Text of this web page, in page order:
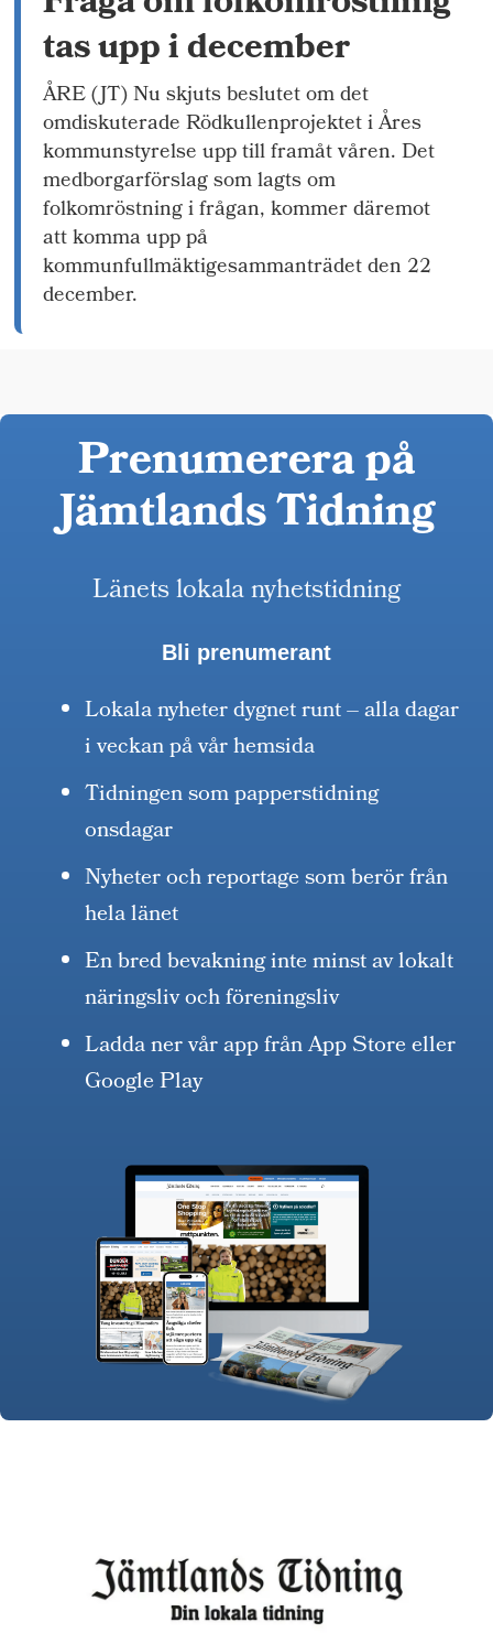
tas upp i december
ÅRE (JT) Nu skjuts beslutet om det
omdiskuterade Rödkullenprojektet i Åres
kommunstyrelse upp till framåt våren. Det
medborgarförslag som lagts om
folkomröstning i frågan, kommer däremot
att komma upp på
kommunfullmäktigesammanträdet den 22
december.
Prenumerera på
Jämtlands Tidning
Länets lokala nyhetstidning
Bli prenumerant
Lokala nyheter dygnet runt – alla dagar
i veckan på vår hemsida
Tidningen som papperstidning
onsdagar
Nyheter och reportage som berör från
hela länet
En bred bevakning inte minst av lokalt
näringsliv och föreningsliv
Ladda ner vår app från App Store eller
Google Play